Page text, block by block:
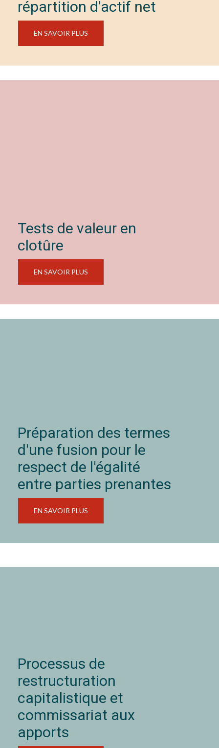
répartition d'actif net
EN SAVOIR PLUS
Tests de valeur en
clotûre
EN SAVOIR PLUS
Préparation des termes
d'une fusion pour le
respect de l'égalité
entre parties prenantes
EN SAVOIR PLUS
Processus de
restructuration
capitalistique et
commissariat aux
apports